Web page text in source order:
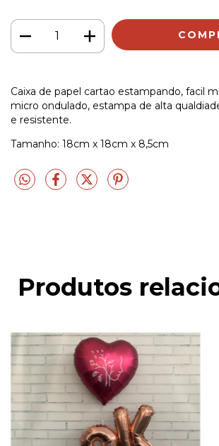
Caixa de papel cartao estampando, facil
micro ondulado, estampa de alta
e resistente.
Tamanho: 18cm x 18cm x 8,5cm
Produtos